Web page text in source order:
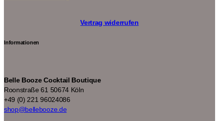
Vertrag widerrufen
Informationen
Belle Booze Cocktail Boutique
Roonstraße 61 50674 Köln
+49 (0) 221 96024086
shop@bellebooze.de